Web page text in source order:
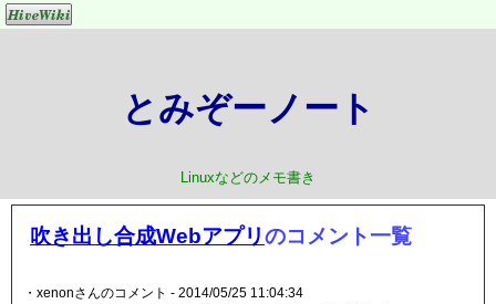
とみぞーノート
Linuxなどのメモ書き
吹き出し合成Webアプリのコメント一覧
・xenonさんのコメント - 2014/05/25 11:04:34